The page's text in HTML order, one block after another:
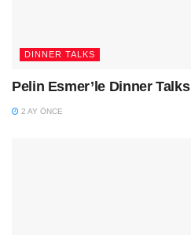
DINNER TALKS
Pelin Esmer’le Dinner Talks
2 AY ÖNCE